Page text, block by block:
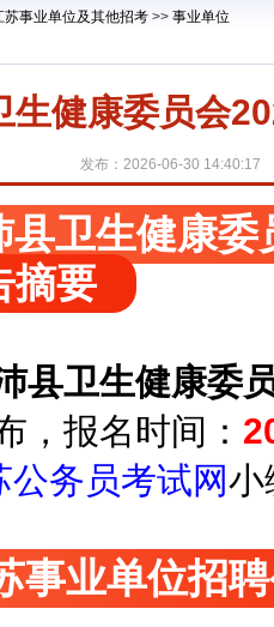
苏事业单位及其他招考 >> 事业单位
生健康委员会
发布：2026-06-30 14:40:17
县卫生健康委
摘要
县卫生健康委
，报名时间：
公务员考试网小
事业单位招